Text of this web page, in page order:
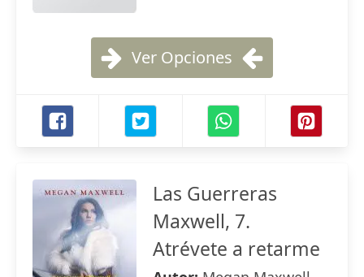
Ver Opciones
Las Guerreras
Maxwell, 7.
Atrévete a retarme